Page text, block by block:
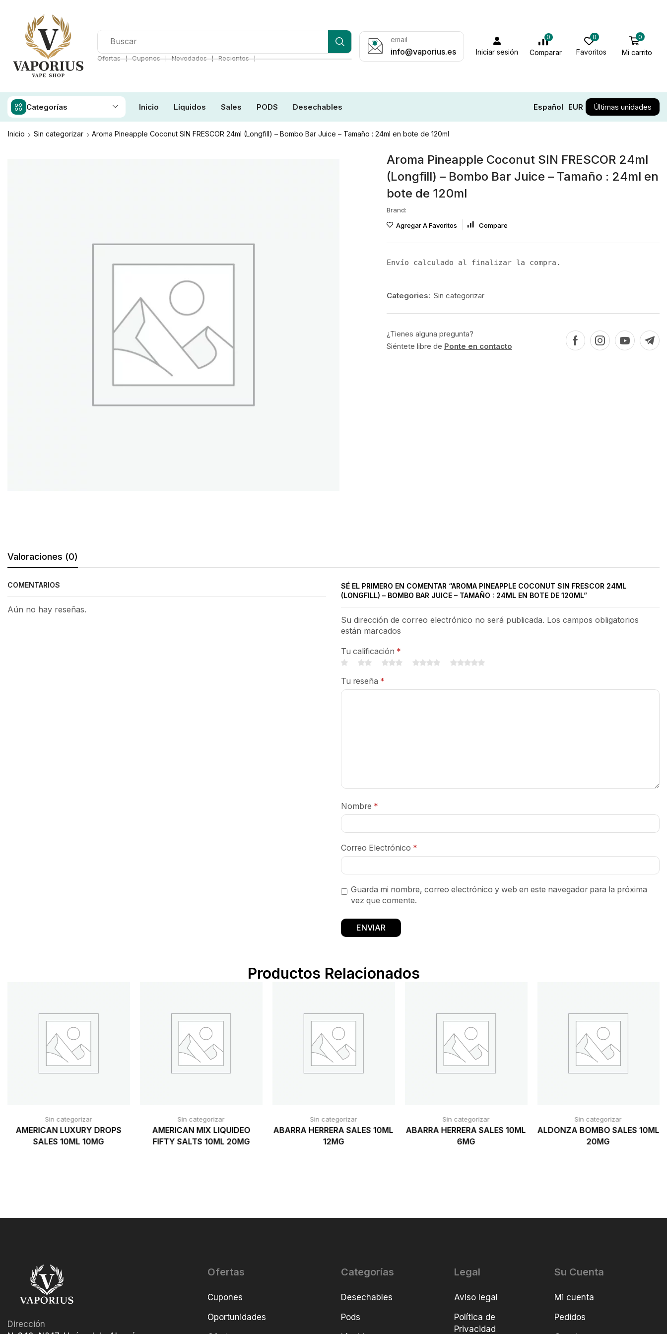
Ofertas ❘ Cupones ❘ Novedades ❘ Recientes ❘
email
info@vaporius.es Iniciar sesión
0
Comparar
0
Favoritos
0
Mi carrito
Categorías Inicio Líquidos Sales PODS Desechables Español EUR Últimas unidades
Inicio Sin categorizar Aroma Pineapple Coconut SIN FRESCOR 24ml (Longfill) – Bombo Bar Juice – Tamaño : 24ml en bote de 120ml
Aroma Pineapple Coconut SIN FRESCOR 24ml
(Longfill) – Bombo Bar Juice – Tamaño : 24ml en
bote de 120ml
Brand:
Agregar A Favoritos
Compare
Envío calculado al finalizar la compra.
Categories: Sin categorizar
¿Tienes alguna pregunta?
Siéntete libre de Ponte en contacto
Valoraciones (0)
COMENTARIOS
Aún no hay reseñas.
SÉ EL PRIMERO EN COMENTAR “AROMA PINEAPPLE COCONUT SIN FRESCOR 24ML
(LONGFILL) – BOMBO BAR JUICE – TAMAÑO : 24ML EN BOTE DE 120ML”
Su dirección de correo electrónico no será publicada. Los campos obligatorios
están marcados
Tu calificación *
Tu reseña *
Nombre *
Correo Electrónico *
Guarda mi nombre, correo electrónico y web en este navegador para la próxima
vez que comente.
Productos Relacionados
Sin categorizar
AMERICAN LUXURY DROPS
SALES 10ML 10MG
Sin categorizar
AMERICAN MIX LIQUIDEO
FIFTY SALTS 10ML 20MG
Sin categorizar
ABARRA HERRERA SALES 10ML
12MG
Sin categorizar
ABARRA HERRERA SALES 10ML
6MG
Sin categorizar
ALDONZA BOMBO SALES 10ML
20MG
Dirección
Ofertas
Cupones
Oportunidades
Categorías
Desechables
Pods
Legal
Aviso legal
Política de
Privacidad
Su Cuenta
Mi cuenta
Pedidos